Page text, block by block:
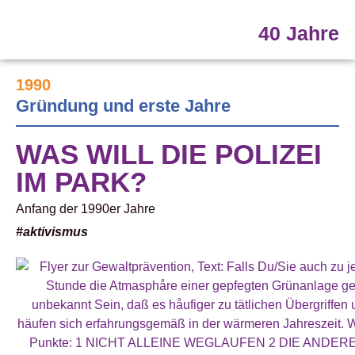
40 Jahre
1990
Gründung und erste Jahre
WAS WILL DIE POLIZEI
IM PARK?
Anfang der 1990er Jahre
#aktivismus